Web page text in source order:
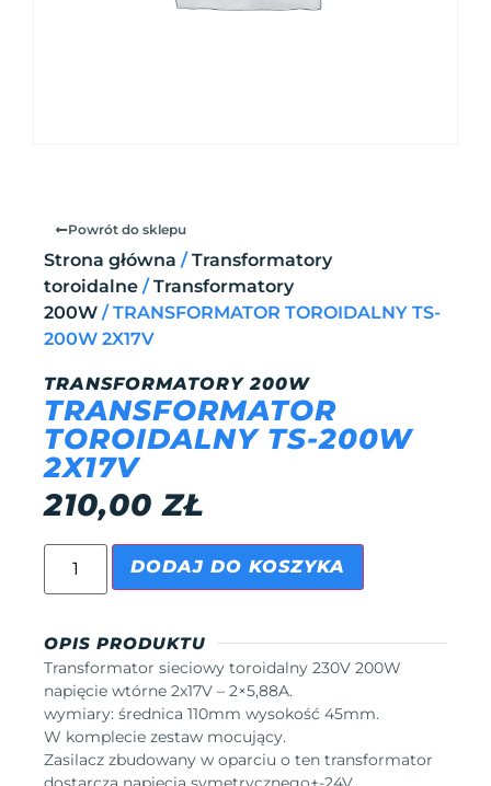
Powrót do sklepu
Strona główna / Transformatory
toroidalne / Transformatory
200W / TRANSFORMATOR TOROIDALNY TS-
200W 2X17V
TRANSFORMATORY 200W
TRANSFORMATOR
TOROIDALNY TS-200W
2X17V
210,00ZŁ
DODAJ DO KOSZYKA
OPIS PRODUKTU
Transformator sieciowy toroidalny 230V 200W
napięcie wtórne 2x17V – 2×5,88A.
wymiary: średnica 110mm wysokość 45mm.
W komplecie zestaw mocujący.
Zasilacz zbudowany w oparciu o ten transformator